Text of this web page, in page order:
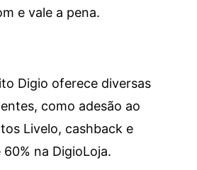
e vale a pena.
Digio oferece diversas
como adesão ao
Livelo, cashback e
na DigioLoja.